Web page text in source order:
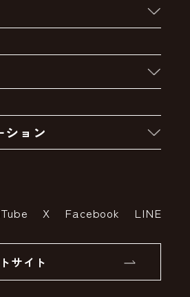
ション
は
X Facebook LINE
サイト